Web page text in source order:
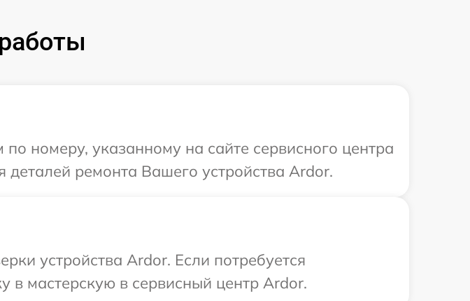
номеру, указанному на сайте сервисного центра
ремонта Вашего устройства Ardor.
устройства Ardor. Если потребуется
в мастерскую в сервисный центр Ardor.